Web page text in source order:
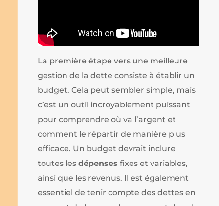
La première étape vers une meilleure
gestion de la dette consiste à établir un
budget. Cela peut sembler simple, mais
c’est un outil incroyablement puissant
pour comprendre où va l’argent et
comment le répartir de manière plus
efficace. Un budget devrait inclure
toutes lesdépenses fixes et variables,
ainsi que les revenus. Il est également
essentiel de tenir compte des dettes en